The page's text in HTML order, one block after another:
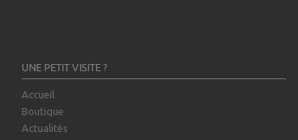
UNE PETIT VISITE ?
Accueil
Boutique
Actualités